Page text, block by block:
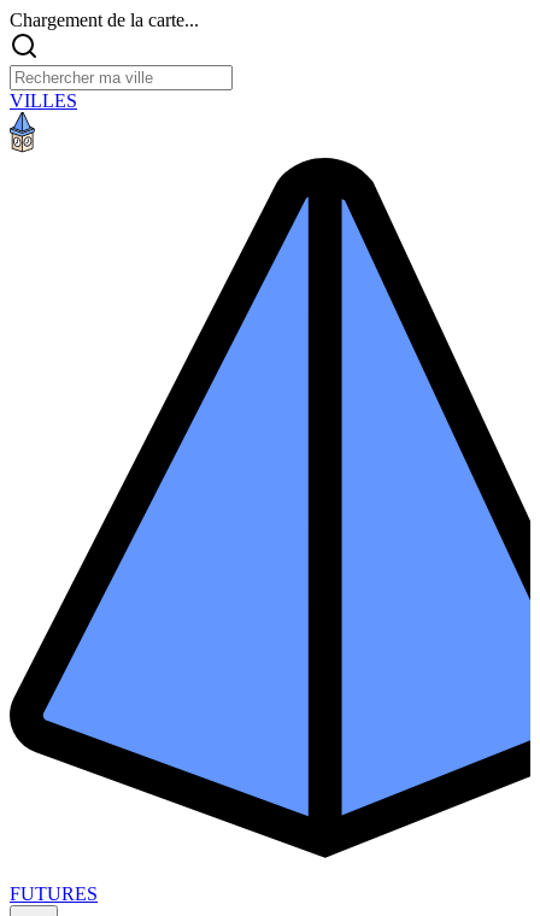
Chargement de la carte...
VILLES
FUTURES